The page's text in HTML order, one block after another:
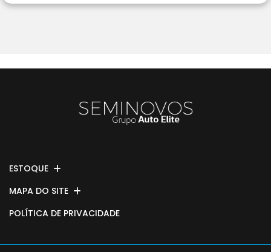
ESTOQUE
MAPA DO SITE
POLÍTICA DE PRIVACIDADE